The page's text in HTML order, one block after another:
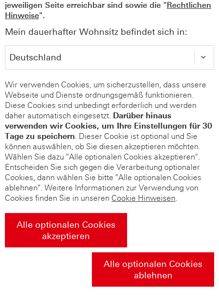
jeweiligen Seite erreichbar sind sowie die "Rechtlichen
Hinweise".
Mein dauerhafter Wohnsitz befindet sich in:
Wir verwenden Cookies, um sicherzustellen, dass unsere
Webseite und Dienste ordnungsgemäß funktionieren.
Diese Cookies sind unbedingt erforderlich und werden
daher automatisch eingesetzt. Darüber hinaus
verwenden wir Cookies, um Ihre Einstellungen für 30
Tage zu speichern. Dieser Cookie ist optional und Sie
können auswählen, ob Sie diesen akzeptieren möchten.
Wählen Sie dazu "Alle optionalen Cookies akzeptieren".
Entscheiden Sie sich gegen die Verarbeitung optionaler
Cookies, dann wählen Sie bitte "Alle optionalen Cookies
ablehnen". Weitere Informationen zur Verwendung von
Cookies finden Sie in unseren Cookie Hinweisen.
Alle optionalen Cookies
akzeptieren
Alle optionalen Cookies
ablehnen